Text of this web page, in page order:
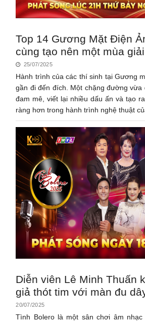
Top 14 Gương Mặt Điện
cùng tạo nên một mùa
25/07/2025
Hành trình của các thí sinh tại Gương
gần đi đến đích. Một chặng đường vừa
đam mê, viết lại nhiều dấu ấn và tạo
ràng hơn trong hành trình nghệ thuật
Diễn viên Lê Minh Thuấn
giả thót tim với màn đu
20/07/2025
Tình Bolero là một sân chơi âm